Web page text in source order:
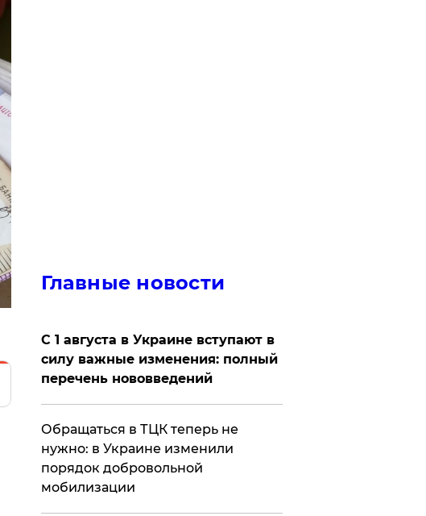
Главные новости
С 1 августа в Украине вступают в
силу важные изменения: полный
перечень нововведений
Обращаться в ТЦК теперь не
нужно: в Украине изменили
порядок добровольной
мобилизации